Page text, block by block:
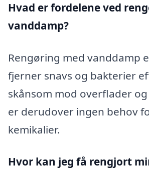
Hvad er fordelene ved
vanddamp?
Rengøring med vanddamp
fjerner snavs og bakterier
skånsom mod overflader
er derudover ingen behov
kemikalier.
Hvor kan jeg få rengjort